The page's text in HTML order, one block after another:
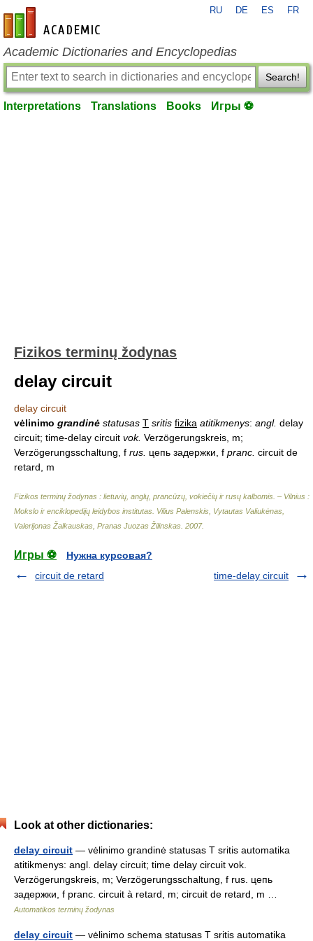
en-academic.com
RU DE ES FR
Academic Dictionaries and Encyclopedias
Search!
Interpretations Translations Books Игры ⚽
Fizikos terminų žodynas
delay circuit
delay circuit
vėlinimo grandinė statusas T sritis fizika atitikmenys: angl. delay
circuit; time-delay circuit vok. Verzögerungskreis, m;
Verzögerungsschaltung, f rus. цепь задержки, f pranc. circuit de
retard, m
Fizikos terminų žodynas : lietuvių, anglų, prancūzų, vokiečių ir rusų kalbomis. – Vilnius :
Mokslo ir enciklopedijų leidybos institutas Vilius Palenskis, Vytautas Valiukėnas,
Valerijonas Žalkauskas, Pranas Juozas Žilinskas 2007.
Игры ⚽
Нужна курсовая?
circuit de retard
time-delay circuit
Look at other dictionaries:
delay circuit — vėlinimo grandinė statusas T sritis automatika
atitikmenys: angl. delay circuit; time delay circuit vok.
Verzögerungskreis, m; Verzögerungsschaltung, f rus. цепь
задержки, f pranc. circuit à retard, m; circuit de retard, m …
Automatikos terminų žodynas
delay circuit — vėlinimo schema statusas T sritis automatika